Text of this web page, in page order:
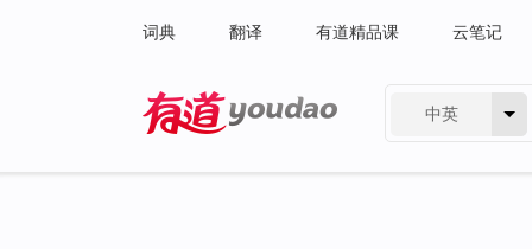
词典 翻译 有道精品课 云笔记
中英